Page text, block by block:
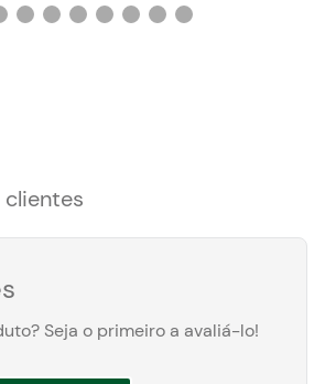
Seja o primeiro a avaliá-lo!